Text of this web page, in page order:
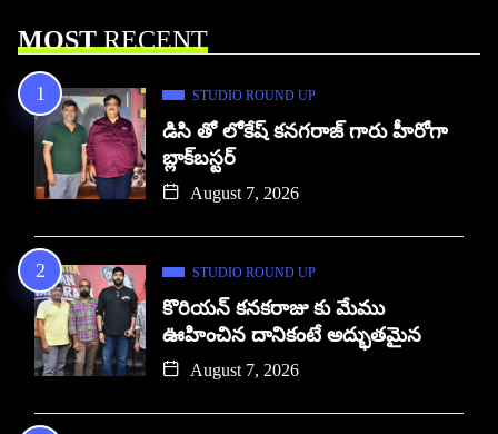
MOSTRECENT
STUDIO ROUND UP
డిసి తో లోకేష్ కనగరాజ్ గారు హీరోగా
బ్లాక్‌బస్టర్
August 7, 2026
STUDIO ROUND UP
కొరియన్ కనకరాజు కు మేము
ఊహించిన దానికంటే అద్భుతమైన
August 7, 2026